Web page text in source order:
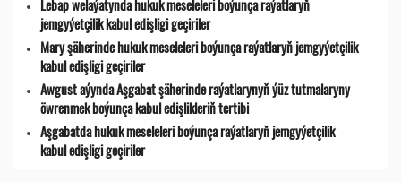
Lebap welaýatynda hukuk meseleleri boýunça raýatlaryň
jemgyýetçilik kabul edişligi geçiriler
Mary şäherinde hukuk meseleleri boýunça raýatlaryň jemgyýetçilik
kabul edişligi geçiriler
Awgust aýynda Aşgabat şäherinde raýatlarynyň ýüz tutmalaryny
öwrenmek boýunça kabul edişlikleriň tertibi
Aşgabatda hukuk meseleleri boýunça raýatlaryň jemgyýetçilik
kabul edişligi geçiriler